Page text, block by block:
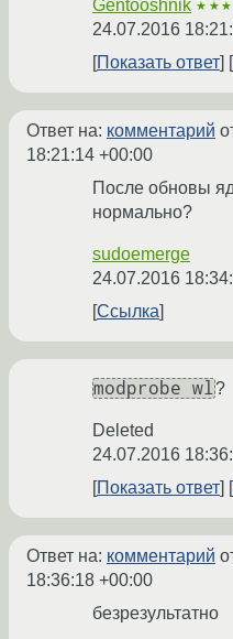
Gentooshnik
24.07.2016
Показать ответ
Ответ на: комментарий
18:21:14 +00:00
После обновы
нормально?
sudoemerge
24.07.2016
Ссылка
modprobe wl?
Deleted
24.07.2016
Показать ответ
Ответ на: комментарий
18:36:18 +00:00
безрезультатно